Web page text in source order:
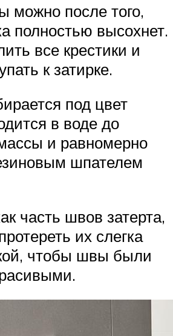
можно после того,
полностью высохнет.
все крестики и
к затирке.
под цвет
в воде до
и равномерно
шпателем
часть швов затерта,
их слегка
чтобы швы были